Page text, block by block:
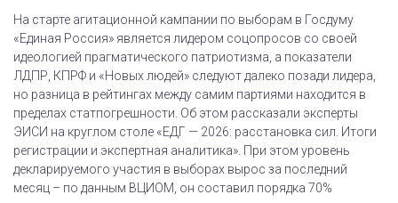
На старте агитационной кампании по выборам в Госдуму
«Единая Россия» является лидером соцопросов со своей
идеологией прагматического патриотизма, а показатели
ЛДПР, КПРФ и «Новых людей» следуют далеко позади лидера,
но разница в рейтингах между самим партиями находится в
пределах статпогрешности. Об этом рассказали эксперты
ЭИСИ на круглом столе «ЕДГ — 2026: расстановка сил. Итоги
регистрации и экспертная аналитика». При этом уровень
декларируемого участия в выборах вырос за последний
месяц – по данным ВЦИОМ, он составил порядка 70%